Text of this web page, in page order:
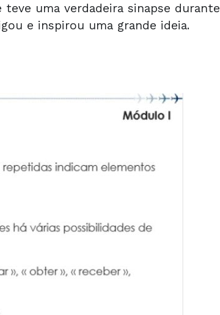
teve uma verdadeira sinapse durante
e inspirou uma grande ideia.